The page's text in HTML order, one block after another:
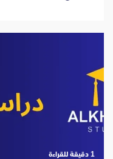
‫1 دقيقة للقراءة